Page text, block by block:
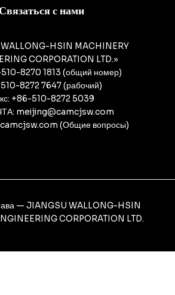
с нами
HSIN MACHINERY
CORPORATION LTD.»
8270 1813 (общий номер)
8272 7647 (рабочий)
+86-510-8272 5039
meijing@camcjsw.com
(Общие вопросы)
— JIANGSU WALLONG-HSIN
CORPORATION LTD.